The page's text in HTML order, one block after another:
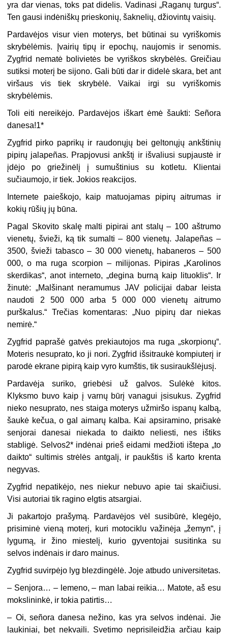
yra dar vienas, toks pat didelis. Vadinasi „Raganų turgus“.
Ten gausi indėniškų prieskonių, šaknelių, džiovintų vaisių.
Pardavėjos visur vien moterys, bet būtinai su vyriškomis
skrybėlėmis. Įvairių tipų ir epochų, naujomis ir senomis.
Zygfrid nematė bolivietės be vyriškos skrybėlės. Greičiau
sutiksi moterį be sijono. Gali būti dar ir didelė skara, bet ant
viršaus vis tiek skrybėlė. Vaikai irgi su vyriškomis
skrybėlėmis.
Toli eiti nereikėjo. Pardavėjos iškart ėmė šaukti: Señora
danesa!1*
Zygfrid pirko paprikų ir raudonųjų bei geltonųjų ankštinių
pipirų jalapeñas. Prapjovusi ankštį ir išvaliusi supjaustė ir
įdėjo po griežinėlį į sumuštinius su kotletu. Klientai
sučiaumojo, ir tiek. Jokios reakcijos.
Internete paieškojo, kaip matuojamas pipirų aitrumas ir
kokių rūšių jų būna.
Pagal Skovito skalę malti pipirai ant stalų – 100 aštrumo
vienetų, švieži, ką tik sumalti – 800 vienetų. Jalapeñas –
3500, švieži tabasco – 30 000 vienetų, habaneros – 500
000, o ma ruga scorpion – milijonas. Pipiras „Karolinos
skerdikas“, anot interneto, „degina burną kaip lituoklis“. Ir
žinutė: „Malšinant neramumus JAV policijai dabar leista
naudoti 2 500 000 arba 5 000 000 vienetų aitrumo
purškalus.“ Trečias komentaras: „Nuo pipirų dar niekas
nemirė.“
Zygfrid paprašė gatvės prekiautojos ma ruga „skorpionų“.
Moteris nesuprato, ko ji nori. Zygfrid išsitraukė kompiuterį ir
parodė ekrane pipirą kaip vyro kumštis, tik susiraukšlėjusį.
Pardavėja suriko, griebėsi už galvos. Sulėkė kitos.
Klyksmo buvo kaip į varnų būrį vanagui įsisukus. Zygfrid
nieko nesuprato, nes staiga moterys užmiršo ispanų kalbą,
šaukė kečua, o gal aimarų kalba. Kai apsiramino, prisakė
senjorai danesai niekada to daikto neliesti, nes ištiks
stabligė. Selvos2* indėnai prieš eidami medžioti ištepa „to
daikto“ sultimis strėlės antgalį, ir paukštis iš karto krenta
negyvas.
Zygfrid nepatikėjo, nes niekur nebuvo apie tai skaičiusi.
Visi autoriai tik ragino elgtis atsargiai.
Ji pakartojo prašymą. Pardavėjos vėl susibūrė, klegėjo,
prisiminė vieną moterį, kuri motociklu važinėja „žemyn“, į
lygumą, ir žino miestelį, kurio gyventojai susitinka su
selvos indėnais ir daro mainus.
Zygfrid suvirpėjo lyg blezdingėlė. Joje atbudo universitetas.
– Senjora… – lemeno, – man labai reikia… Matote, aš esu
mokslininkė, ir tokia patirtis…
– Oi, señora danesa nežino, kas yra selvos indėnai. Jie
laukiniai, bet nekvaili. Svetimo neprisileidžia arčiau kaip